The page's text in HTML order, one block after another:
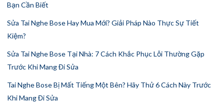
Bạn Cần Biết
Sửa Tai Nghe Bose Hay Mua Mới? Giải Pháp Nào Thực Sự Tiết
Kiệm?
Sửa Tai Nghe Bose Tại Nhà: 7 Cách Khắc Phục Lỗi Thường Gặp
Trước Khi Mang Đi Sửa
Tai Nghe Bose Bị Mất Tiếng Một Bên? Hãy Thử 6 Cách Này Trước
Khi Mang Đi Sửa